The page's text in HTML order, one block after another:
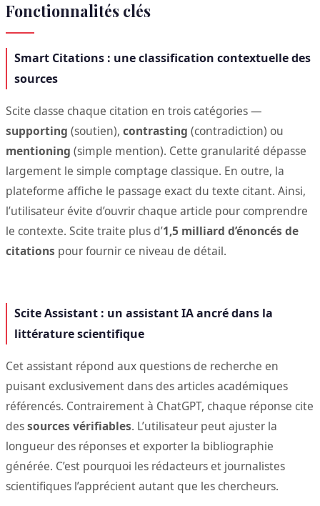
Fonctionnalités clés
Smart Citations : une classification contextuelle des
sources
Scite classe chaque citation en trois catégories —
supporting (soutien), contrasting (contradiction) ou
mentioning (simple mention). Cette granularité dépasse
largement le simple comptage classique. En outre, la
plateforme affiche le passage exact du texte citant. Ainsi,
l’utilisateur évite d’ouvrir chaque article pour comprendre
le contexte. Scite traite plus d’1,5 milliard d’énoncés de
citations pour fournir ce niveau de détail.
Scite Assistant : un assistant IA ancré dans la
littérature scientifique
Cet assistant répond aux questions de recherche en
puisant exclusivement dans des articles académiques
référencés. Contrairement à ChatGPT, chaque réponse cite
dessources vérifiables. L’utilisateur peut ajuster la
longueur des réponses et exporter la bibliographie
générée. C’est pourquoi les rédacteurs et journalistes
scientifiques l’apprécient autant que les chercheurs.